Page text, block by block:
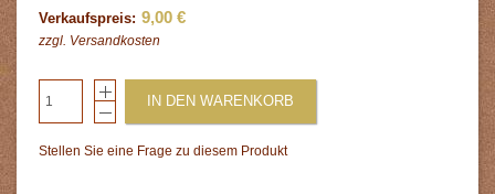
Verkaufspreis: 9,00 €
zzgl. Versandkosten
IN DEN WARENKORB
Stellen Sie eine Frage zu diesem Produkt